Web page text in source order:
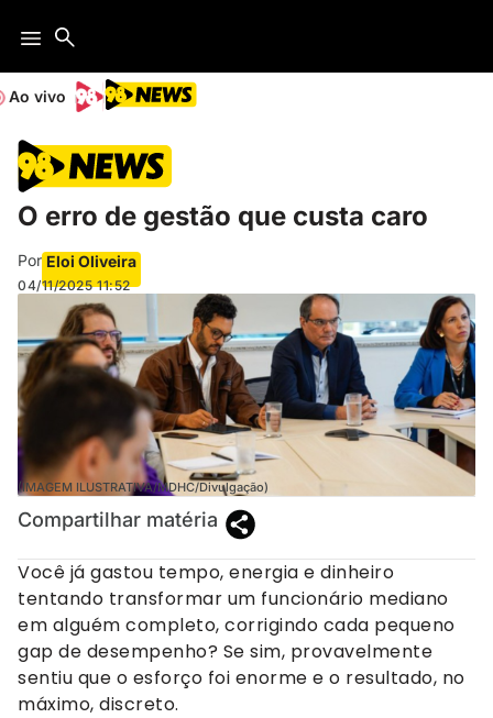
Ao vivo
O erro de gestão que custa caro
Por Eloi Oliveira
04/11/2025 11:52
(IMAGEM ILUSTRATIVA/MDHC/Divulgação)
Compartilhar matéria
Você já gastou tempo, energia e dinheiro
tentando transformar um funcionário mediano
em alguém completo, corrigindo cada pequeno
gap de desempenho? Se sim, provavelmente
sentiu que o esforço foi enorme e o resultado, no
máximo, discreto.